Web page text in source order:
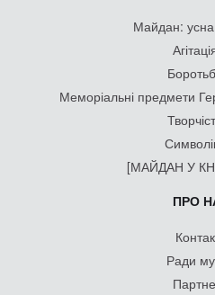
Майдан: усна
Меморіальні предмети
[МАЙДАН У
ПРО
Ради